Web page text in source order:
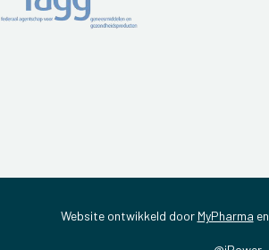
Website ontwikkeld door MyPharma en